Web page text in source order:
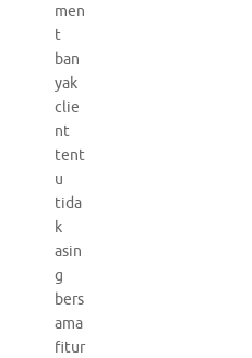
men
t
ban
yak
clie
nt
tent
u
tida
k
asin
g
bers
ama
fitur